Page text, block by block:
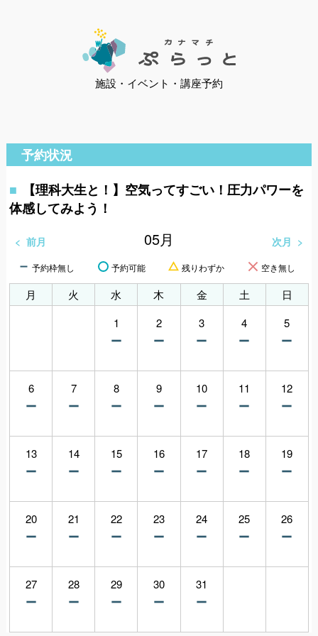
施設・イベント・講座予約
予約状況
【理科大生と！】空気ってすごい！圧力パワーを
体感してみよう！
前月 05月 次月
予約枠無し 予約可能 残りわずか 空き無し
月 火 水 木 金 土
日
1
2 3 4 5
6 7 8 9 10 11 12
13 14 15 16 17 18 19
20 21 22 23 24 25 26
27 28 29 30 31